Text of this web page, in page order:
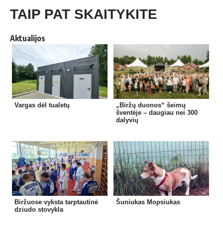
TAIP PAT SKAITYKITE
Aktualijos
Vargas dėl tualetų
„Biržų duonos“ šeimų
šventėje – daugiau nei 300
dalyvių
Biržuose vyksta tarptautinė
dziudo stovykla
Šuniukas Mopsiukas